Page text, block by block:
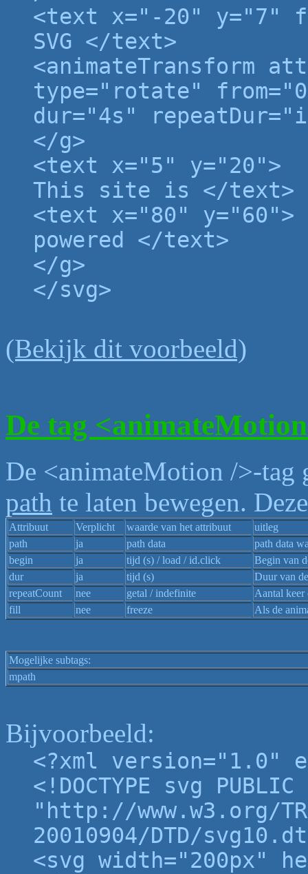
<text x="-20" y="7"
SVG </text>
<animateTransform
type="rotate"
dur="4s"
</g>
<text x="5" y="20">
This site is </text>
<text x="80" y="60">
powered </text>
</g>
</svg>
(Bekijk dit voorbeeld)
De tag
De <animateMotion />-tag
path te laten bewegen.
Attribuut Verplicht waarde van het attribuut
uitleg
path
ja path data
path data
begin
ja tijd (s) / load / id.click
Begin van
dur
ja tijd (s)
Duur van
repeatCount
nee getal / indefinite
Aantal keer
fill
nee freeze Als de
Mogelijke subtags:
mpath
Bijvoorbeeld:
<?xml version="1.0"
<!DOCTYPE svg
"http://www.w3.org/
20010904/DTD/
<svg width="200px"